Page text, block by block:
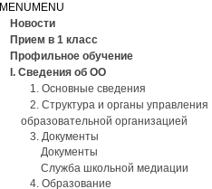
MENU MENU
Новости
Прием в 1 класс
Профильное обучение
I. Сведения об ОО
1. Основные сведения
2. Структура и органы управления
образовательной организацией
3. Документы
Документы
Служба школьной медиации
4. Образование